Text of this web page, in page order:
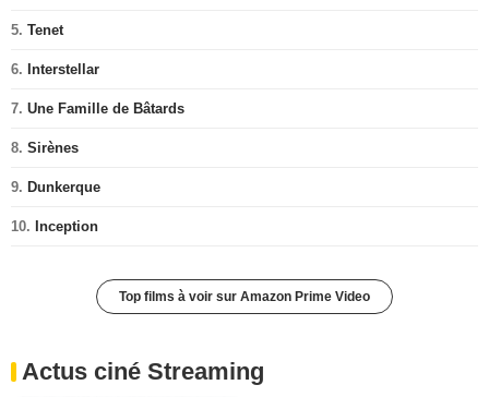
5. Tenet
6. Interstellar
7. Une Famille de Bâtards
8. Sirènes
9. Dunkerque
10. Inception
Top films à voir sur Amazon Prime Video
Actus ciné Streaming